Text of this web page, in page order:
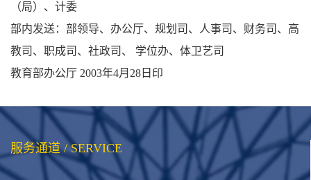
（局）、计委
部内发送：部领导、办公厅、规划司、人事司、财务司、高
教司、职成司、社政司、 学位办、体卫艺司
教育部办公厅 2003年4月28日印
服务通道 / SERVICE